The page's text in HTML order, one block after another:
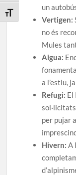
Toggle Font size
un
Vertigen:
no és
Mules
Aigua:
a l’estiu,
Refugi: El
per pujar
Hivern: A